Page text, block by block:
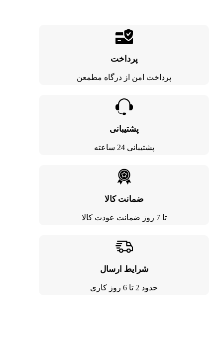
پرداخت
پرداخت امن از درگاه مطمعن
پشتیبانی
پشتیبانی 24 ساعته
ضمانت کالا
تا 7 روز ضمانت عودت کالا
شرایط ارسال
حدود 2 تا 6 روز کاری